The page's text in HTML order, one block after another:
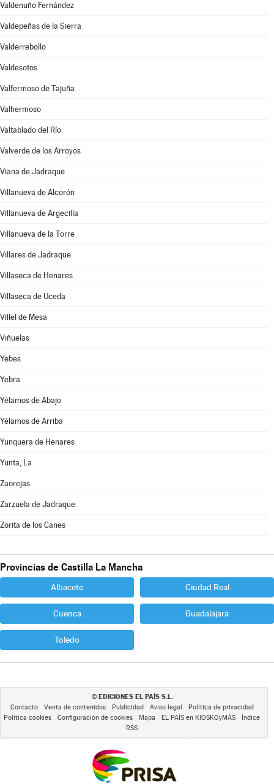
Valdenuño Fernández
Valdepeñas de la Sierra
Valderrebollo
Valdesotos
Valfermoso de Tajuña
Valhermoso
Valtablado del Río
Valverde de los Arroyos
Viana de Jadraque
Villanueva de Alcorón
Villanueva de Argecilla
Villanueva de la Torre
Villares de Jadraque
Villaseca de Henares
Villaseca de Uceda
Villel de Mesa
Viñuelas
Yebes
Yebra
Yélamos de Abajo
Yélamos de Arriba
Yunquera de Henares
Yunta, La
Zaorejas
Zarzuela de Jadraque
Zorita de los Canes
Provincias de Castilla La Mancha
Albacete Ciudad Real
Cuenca Guadalajara
Toledo
© EDICIONES EL PAÍS S.L.
Contacto Venta de contenidos Publicidad Aviso legal
Política de privacidad
Política cookies
Configuración de cookies Mapa EL PAÍS en KIOSKOyMÁS
Índice
RSS